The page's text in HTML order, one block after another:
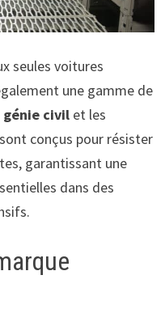
seules voitures
une gamme de
génie civilet les
conçus pour résister
garantissant une
dans des